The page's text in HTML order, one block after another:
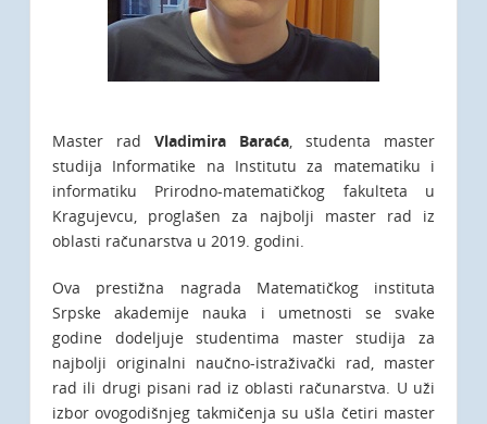
Master radVladimira Baraća, studenta master
studija Informatike na Institutu za matematiku i
informatiku Prirodno-matematičkog fakulteta u
Kragujevcu, proglašen za najbolji master rad iz
oblasti računarstva u 2019. godini.
Ova prestižna nagrada Matematičkog instituta
Srpske akademije nauka i umetnosti se svake
godine dodeljuje studentima master studija za
najbolji originalni naučno-istraživački rad, master
rad ili drugi pisani rad iz oblasti računarstva. U uži
izbor ovogodišnjeg takmičenja su ušla četiri master